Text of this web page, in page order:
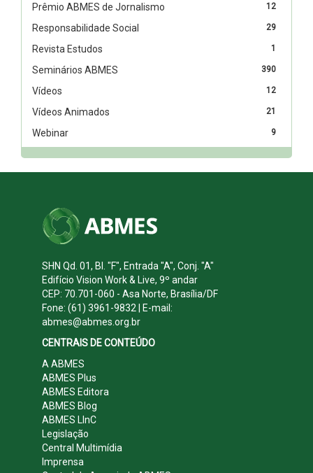
12
Prêmio ABMES de Jornalismo
29
Responsabilidade Social
1
Revista Estudos
390
Seminários ABMES
12
Vídeos
21
Vídeos Animados
9
Webinar
SHN Qd. 01, Bl. "F", Entrada "A", Conj. "A"
Edifício Vision Work & Live, 9º andar
CEP: 70.701-060 - Asa Norte, Brasília/DF
Fone: (61) 3961-9832 | E-mail:
abmes@abmes.org.br
CENTRAIS DE CONTEÚDO
A ABMES
ABMES Plus
ABMES Editora
ABMES Blog
ABMES LInC
Legislação
Central Multimídia
Imprensa